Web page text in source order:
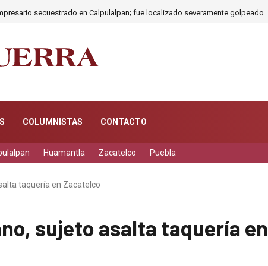
secuestrado en Calpulalpan; fue localizado severamente golpeado
COLUMNISTAS CONTACTO
Huamantla Zacatelco Puebla
taquería en Zacatelco
sujeto asalta taquería en